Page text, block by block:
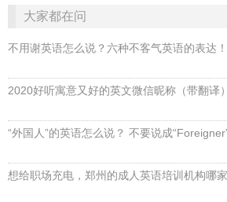
大家都在问
不用谢英语怎么说？六种不客气英语的表达！
2020好听寓意又好的英文微信昵称（带翻译
“外国人”的英语怎么说？ 不要说成